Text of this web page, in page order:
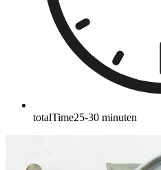
totalTime25-30 minuten